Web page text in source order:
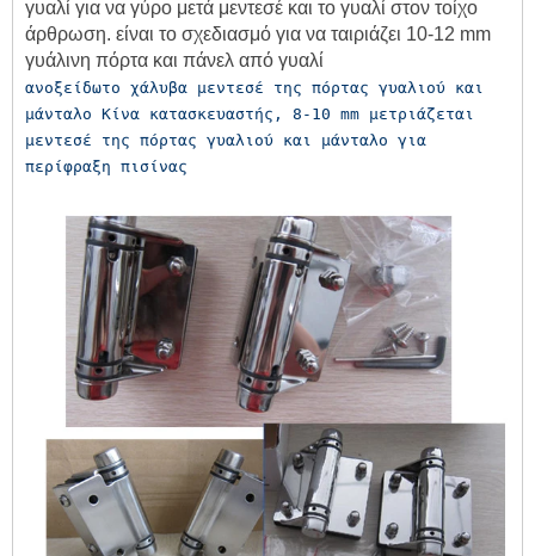
γυαλί για να γύρο μετά μεντεσέ και το γυαλί στον τοίχο
άρθρωση. είναι το σχεδιασμό για να ταιριάζει 10-12 mm
γυάλινη πόρτα και πάνελ από γυαλί
ανοξείδωτο χάλυβα μεντεσέ της πόρτας γυαλιού και
μάνταλο Κίνα κατασκευαστής, 8-10 mm μετριάζεται
μεντεσέ της πόρτας γυαλιού και μάνταλο για
περίφραξη πισίνας